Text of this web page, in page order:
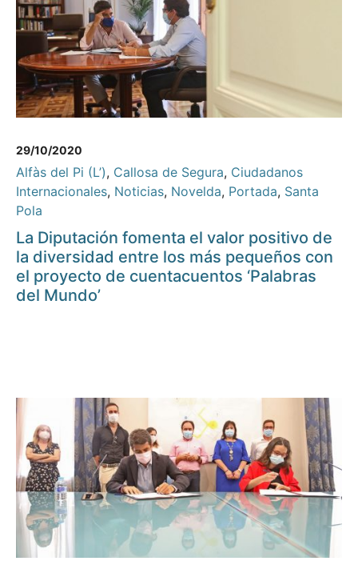
29/10/2020
Alfàs del Pi (L’), Callosa de Segura, Ciudadanos
Internacionales, Noticias, Novelda, Portada, Santa
Pola
La Diputación fomenta el valor positivo de
la diversidad entre los más pequeños con
el proyecto de cuentacuentos ‘Palabras
del Mundo’